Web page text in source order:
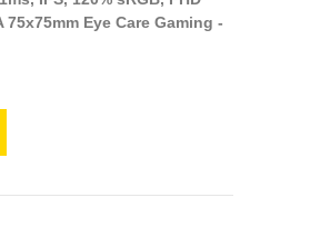
75x75mm Eye Care Gaming -